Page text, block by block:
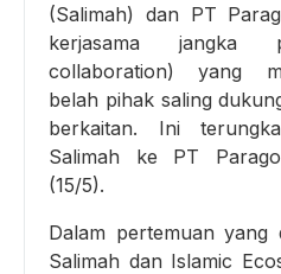
(Salimah) dan PT
kerjasama jangka
collaboration) yang
belah pihak saling
berkaitan. Ini
Salimah ke PT
(15/5).
Dalam pertemuan yang
Salimah dan Islamic